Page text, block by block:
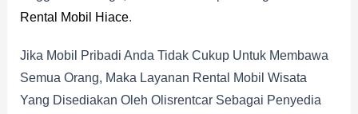
Rental Mobil Hiace.
Jika Mobil Pribadi Anda Tidak Cukup Untuk Membawa
Semua Orang, Maka Layanan Rental Mobil Wisata
Yang Disediakan Oleh Olisrentcar Sebagai Penyedia